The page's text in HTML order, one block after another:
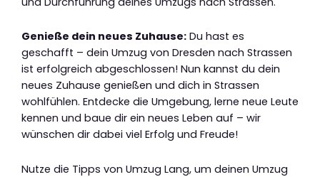
Genieße dein neues Zuhause: Du hast es
geschafft – dein Umzug von Dresden nach Strassen
ist erfolgreich abgeschlossen! Nun kannst du dein
neues Zuhause genießen und dich in Strassen
wohlfühlen. Entdecke die Umgebung, lerne neue Leute
kennen und baue dir ein neues Leben auf – wir
wünschen dir dabei viel Erfolg und Freude!
Nutze die Tipps von Umzug Lang, um deinen Umzug